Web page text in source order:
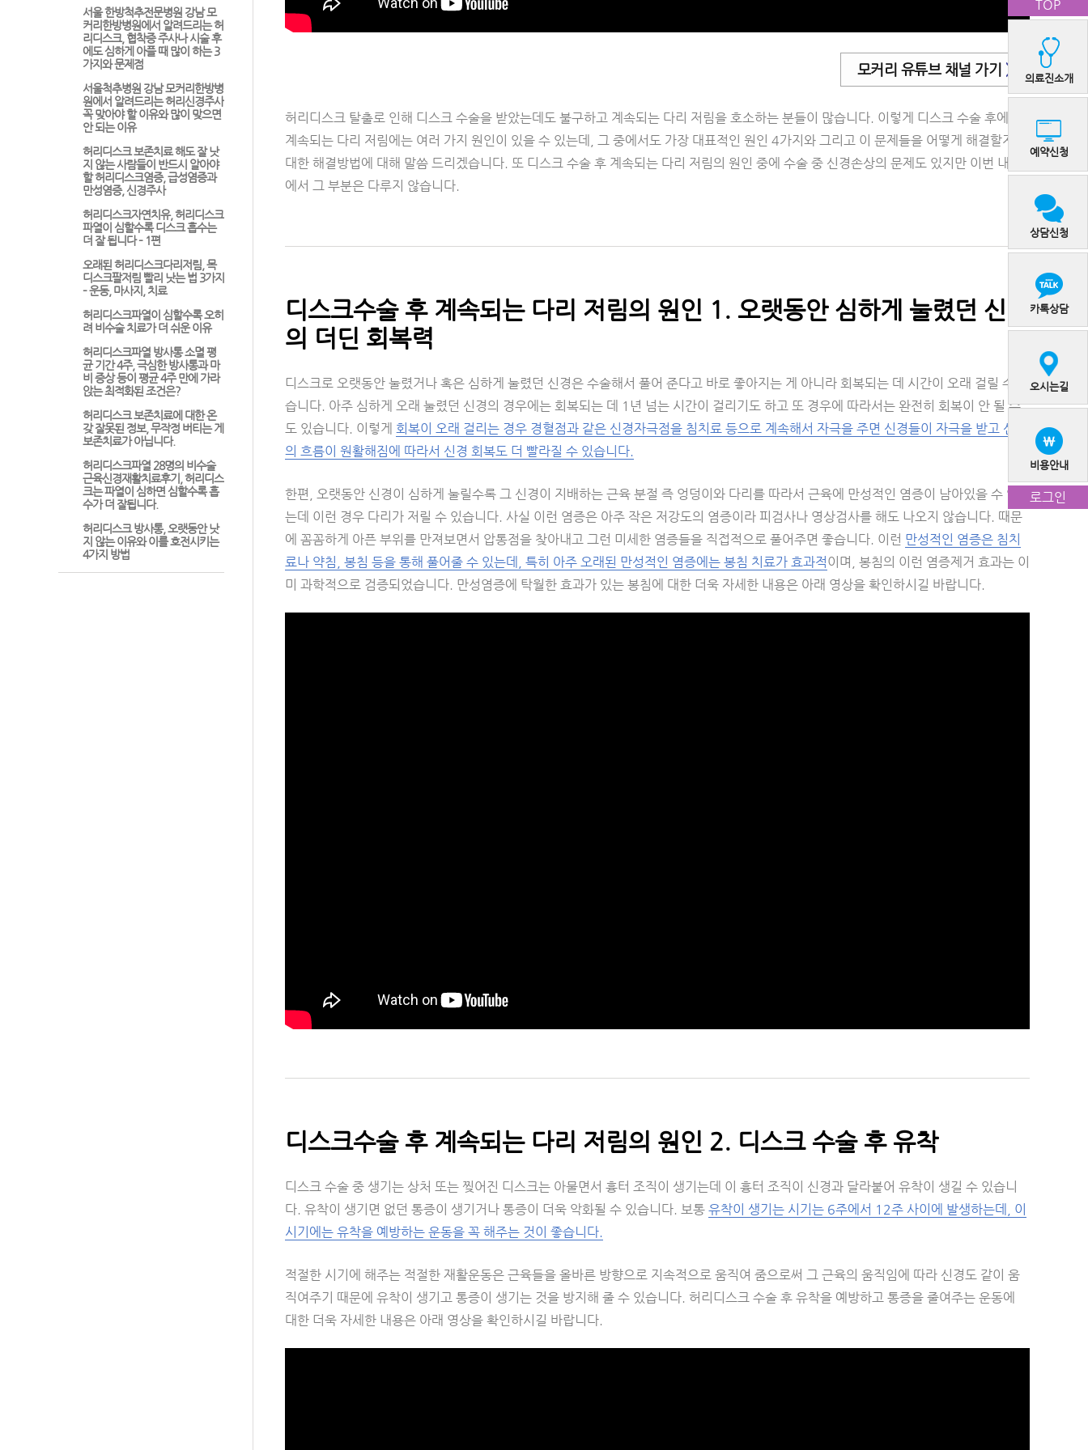
TOP
의료진소개
예약신청
상담신청
카톡상담
오시는길
비용안내
로그인
서울 한방척추전문병원 강남 모
커리한방병원에서 알려드리는 허
리디스크, 협착증 주사나 시술 후
에도 심하게 아플 때 많이 하는 3
가지와 문제점
서울척추병원 강남 모커리한방병
원에서 알려드리는 허리신경주사
꼭 맞아야 할 이유와 많이 맞으면
안 되는 이유
허리디스크 보존치료 해도 잘 낫
지 않는 사람들이 반드시 알아야
할 허리디스크염증, 급성염증과
만성염증, 신경주사
허리디스크자연치유, 허리디스크
파열이 심할수록 디스크 흡수는
더 잘 됩니다 – 1편
오래된 허리디스크다리저림, 목
디스크팔저림 빨리 낫는 법 3가지
– 운동, 마사지, 치료
허리디스크파열이 심할수록 오히
려 비수술 치료가 더 쉬운 이유
허리디스크파열 방사통 소멸 평
균 기간 4주, 극심한 방사통과 마
비 증상 등이 평균 4주 만에 가라
앉는 최적화된 조건은?
허리디스크 보존치료에 대한 온
갖 잘못된 정보, 무작정 버티는 게
보존치료가 아닙니다.
허리디스크파열 28명의 비수술
근육신경재활치료후기, 허리디스
크는 파열이 심하면 심할수록 흡
수가 더 잘됩니다.
허리디스크 방사통, 오랫동안 낫
지 않는 이유와 이를 호전시키는
4가지 방법
모커리 유튜브 채널 가기 >
허리디스크 탈출로 인해 디스크 수술을 받았는데도 불구하고 계속되는 다리 저림을 호소하는 분들이 많습니다. 이렇게 디스크 수술 후에도
계속되는 다리 저림에는 여러 가지 원인이 있을 수 있는데, 그 중에서도 가장 대표적인 원인 4가지와 그리고 이 문제들을 어떻게 해결할지에
대한 해결방법에 대해 말씀 드리겠습니다. 또 디스크 수술 후 계속되는 다리 저림의 원인 중에 수술 중 신경손상의 문제도 있지만 이번 내용
에서 그 부분은 다루지 않습니다.
디스크수술 후 계속되는 다리 저림의 원인 1. 오랫동안 심하게 눌렸던 신경
의 더딘 회복력
디스크로 오랫동안 눌렸거나 혹은 심하게 눌렸던 신경은 수술해서 풀어 준다고 바로 좋아지는 게 아니라 회복되는 데 시간이 오래 걸릴 수 있
습니다. 아주 심하게 오래 눌렸던 신경의 경우에는 회복되는 데 1년 넘는 시간이 걸리기도 하고 또 경우에 따라서는 완전히 회복이 안 될 수
도 있습니다. 이렇게 회복이 오래 걸리는 경우 경혈점과 같은 신경자극점을 침치료 등으로 계속해서 자극을 주면 신경들이 자극을 받고 신경
의 흐름이 원활해짐에 따라서 신경 회복도 더 빨라질 수 있습니다.
한편, 오랫동안 신경이 심하게 눌릴수록 그 신경이 지배하는 근육 분절 즉 엉덩이와 다리를 따라서 근육에 만성적인 염증이 남아있을 수 있
는데 이런 경우 다리가 저릴 수 있습니다. 사실 이런 염증은 아주 작은 저강도의 염증이라 피검사나 영상검사를 해도 나오지 않습니다. 때문
에 꼼꼼하게 아픈 부위를 만져보면서 압통점을 찾아내고 그런 미세한 염증들을 직접적으로 풀어주면 좋습니다. 이런 만성적인 염증은 침치
료나 약침, 봉침 등을 통해 풀어줄 수 있는데, 특히 아주 오래된 만성적인 염증에는 봉침 치료가 효과적이며, 봉침의 이런 염증제거 효과는 이
미 과학적으로 검증되었습니다. 만성염증에 탁월한 효과가 있는 봉침에 대한 더욱 자세한 내용은 아래 영상을 확인하시길 바랍니다.
디스크수술 후 계속되는 다리 저림의 원인 2. 디스크 수술 후 유착
디스크 수술 중 생기는 상처 또는 찢어진 디스크는 아물면서 흉터 조직이 생기는데 이 흉터 조직이 신경과 달라붙어 유착이 생길 수 있습니
다. 유착이 생기면 없던 통증이 생기거나 통증이 더욱 악화될 수 있습니다. 보통 유착이 생기는 시기는 6주에서 12주 사이에 발생하는데, 이
시기에는 유착을 예방하는 운동을 꼭 해주는 것이 좋습니다.
적절한 시기에 해주는 적절한 재활운동은 근육들을 올바른 방향으로 지속적으로 움직여 줌으로써 그 근육의 움직임에 따라 신경도 같이 움
직여주기 때문에 유착이 생기고 통증이 생기는 것을 방지해 줄 수 있습니다. 허리디스크 수술 후 유착을 예방하고 통증을 줄여주는 운동에
대한 더욱 자세한 내용은 아래 영상을 확인하시길 바랍니다.